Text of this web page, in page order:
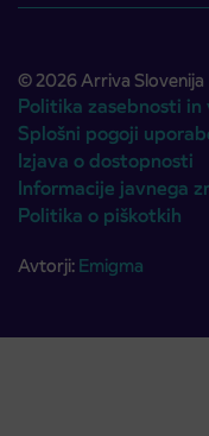
© 2026 Arriva Slovenija
Politika zasebnosti
Splošni pogoji
Izjava o dostopnosti
Informacije javnega
Politika o piškotkih
Avtorji: Emigma